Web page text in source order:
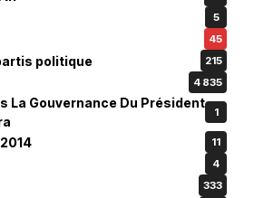
5
45
politique 215
4 835
La Gouvernance Du Président
1
11
4
333